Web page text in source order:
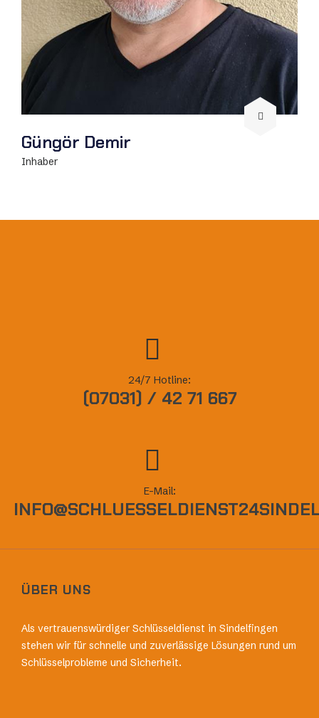
Güngör Demir
Inhaber
24/7 Hotline:
(07031) / 42 71 667
E-Mail:
ÜBER UNS
Als vertrauenswürdiger Schlüsseldienst in Sindelfingen
stehen wir für schnelle und zuverlässige Lösungen rund um
Schlüsselprobleme und Sicherheit.